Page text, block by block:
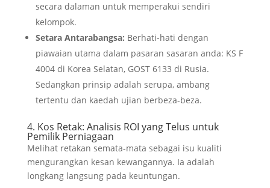
secara dalaman untuk memperakui sendiri
kelompok.
Setara Antarabangsa: Berhati-hati dengan
piawaian utama dalam pasaran sasaran anda: KS F
4004 di Korea Selatan, GOST 6133 di Rusia.
Sedangkan prinsip adalah serupa, ambang
tertentu dan kaedah ujian berbeza-beza.
4. Kos Retak: Analisis ROI yang Telus untuk
Pemilik Perniagaan
Melihat retakan semata-mata sebagai isu kualiti
mengurangkan kesan kewangannya. Ia adalah
longkang langsung pada keuntungan.